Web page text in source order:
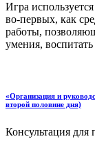
Игра
во-первых, как
работы,
умения,
«Организация и
второй половине дня)
Консультация для